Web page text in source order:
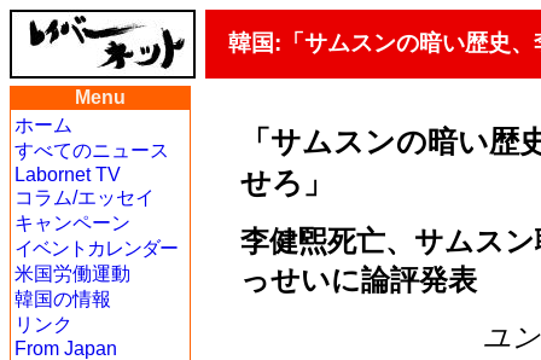
韓国:「サムスンの暗い歴史
Menu
ホーム
すべてのニュース
Labornet TV
コラム/エッセイ
キャンペーン
イベントカレンダー
米国労働運動
韓国の情報
リンク
From Japan
「サムスンの暗い歴
せろ」
李健煕死亡、サムス
っせいに論評発表
ユ